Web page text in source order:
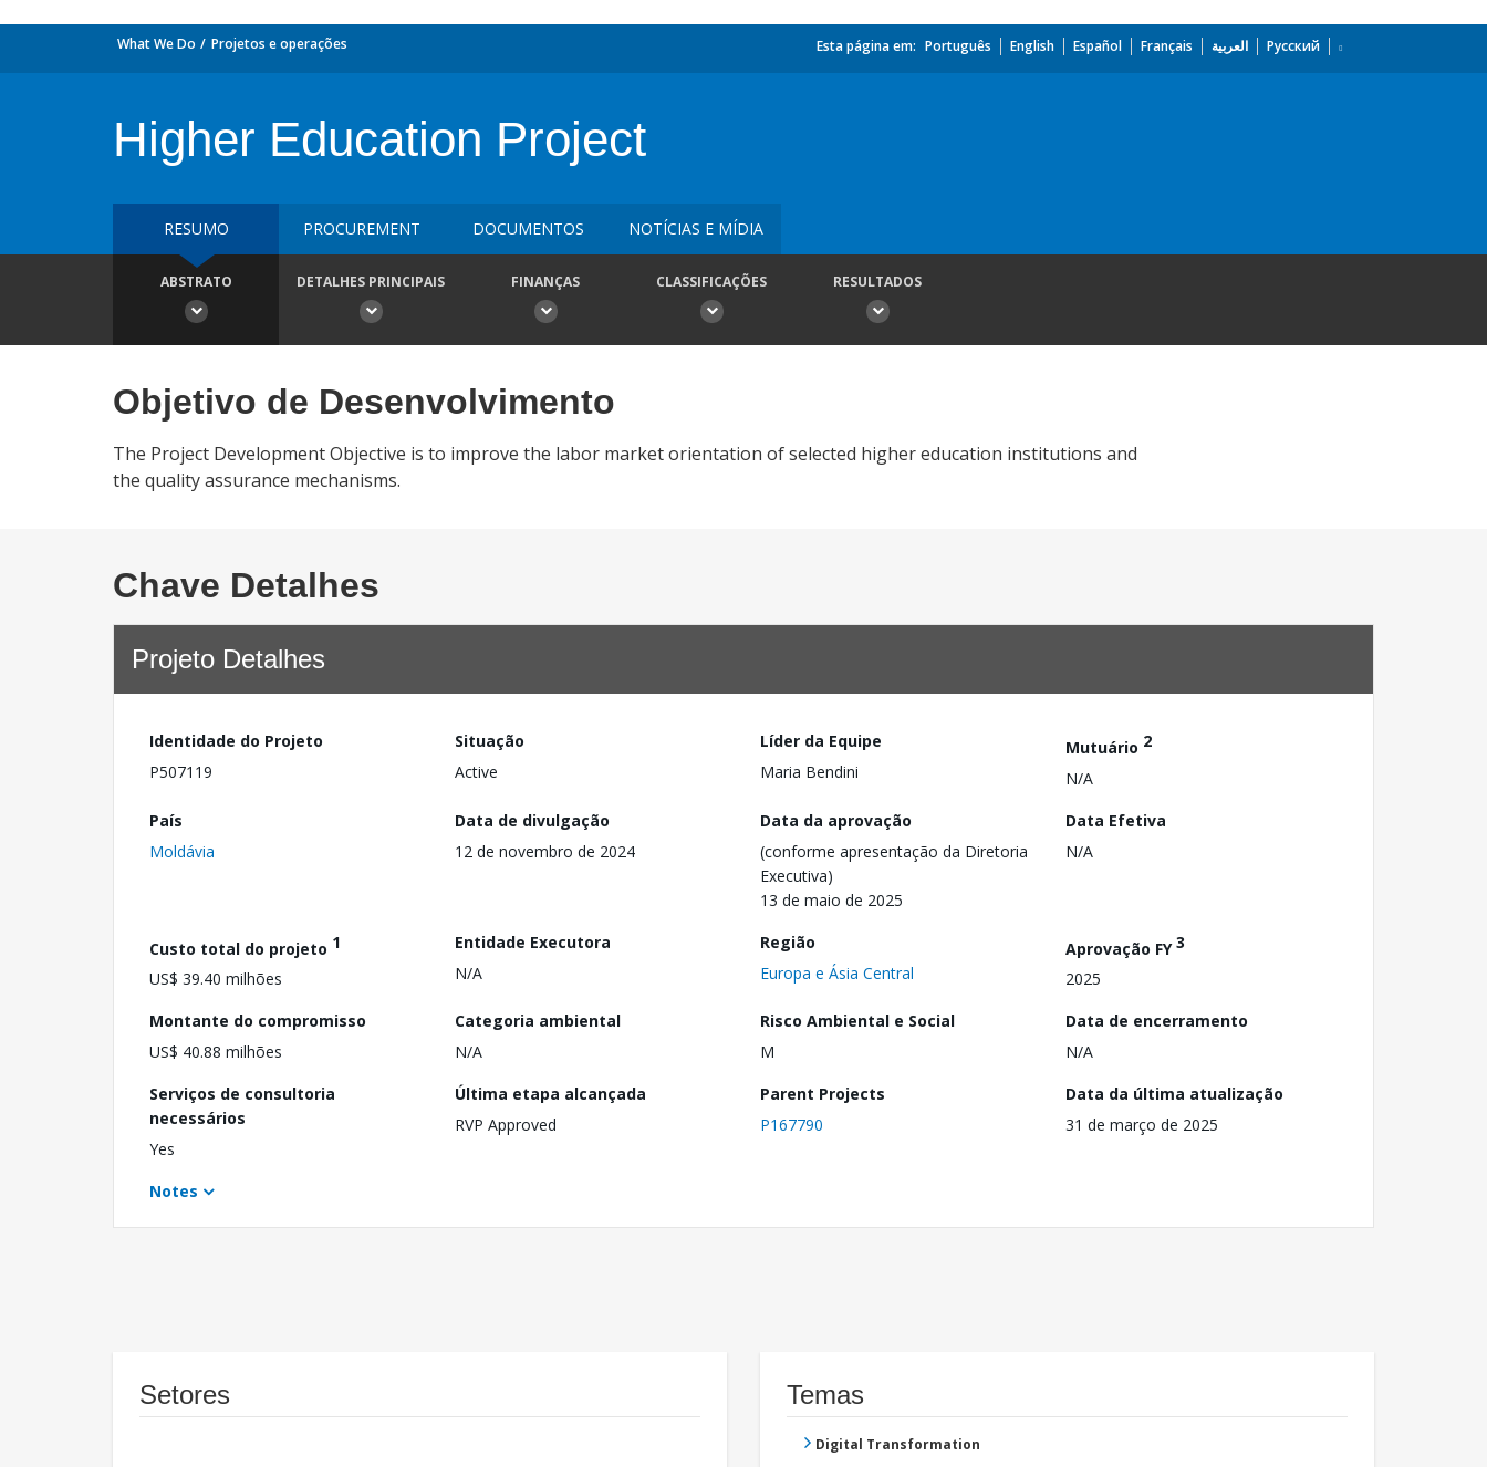
What We Do Projetos e operações Esta página em: Português English Español Français العربية Русский
Higher Education Project
RESUMO PROCUREMENT DOCUMENTOS NOTÍCIAS E MÍDIA
ABSTRATO DETALHES PRINCIPAIS FINANÇAS CLASSIFICAÇÕES RESULTADOS
Objetivo de Desenvolvimento
The Project Development Objective is to improve the labor market orientation of selected higher education institutions and
the quality assurance mechanisms.
Chave Detalhes
Projeto Detalhes
Identidade do Projeto
P507119
Situação
Active
Líder da Equipe
Maria Bendini
Mutuário 2
N/A
País
Moldávia
Data de divulgação
12 de novembro de 2024
Data da aprovação
(conforme apresentação da Diretoria
Executiva)
13 de maio de 2025
Data Efetiva
N/A
Custo total do projeto 1
US$ 39.40 milhões
Entidade Executora
N/A
Região
Europa e Ásia Central
Aprovação FY3
2025
Montante do compromisso
US$ 40.88 milhões
Categoria ambiental
N/A
Risco Ambiental e Social
M
Data de encerramento
N/A
Serviços de consultoria
necessários
Yes
Última etapa alcançada
RVP Approved
Parent Projects
P167790
Data da última atualização
31 de março de 2025
Notes
Setores Temas
Digital Transformation